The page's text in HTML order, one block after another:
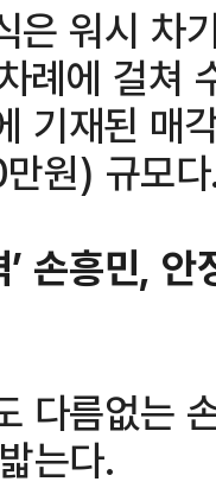
은 워시
에 걸쳐
기재된
원) 규모
손흥민,
다름없는
는다.